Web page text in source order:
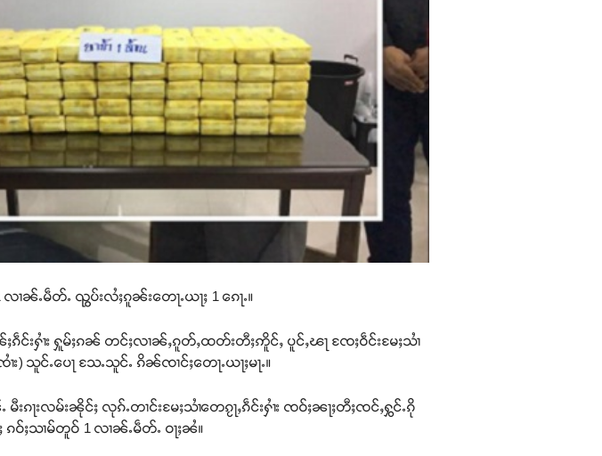
ၼ်ႉမဵတ်ႉ ၺွပ်းလႆႈၵူၼ်းတေႃႉယႃႈ 1 ၵေႃႉ။
င်းႁၢႆး ႁူမ်ႈၵၼ် တင်ႈလၢၼ်ႇၵူတ်ႇထတ်းတီႈဢိူင်ႇ ပူင်ႇၽႃ ၸႄႈဝဵင်းမႄႈသၢႆ
) သူင်ႉပေႃ သႄႉသူင်ႉ ၵိၼ်ၸၢင်ႈတေႃႉယႃႈမႃႉ။
ႃးလမ်းၼိုင်ႈ လုၵ်ႉတၢင်းမႄႈသၢႆတေၵႂႃႇၵဵင်းႁၢႆး ၸဝ်ႈၼႃႈတီႈၸင်ႇႁွင်ႉၵို
ဝ်ႈသၢမ်တူဝ် 1 လၢၼ်ႉမဵတ်ႉ ဝႃႈၼႆ။